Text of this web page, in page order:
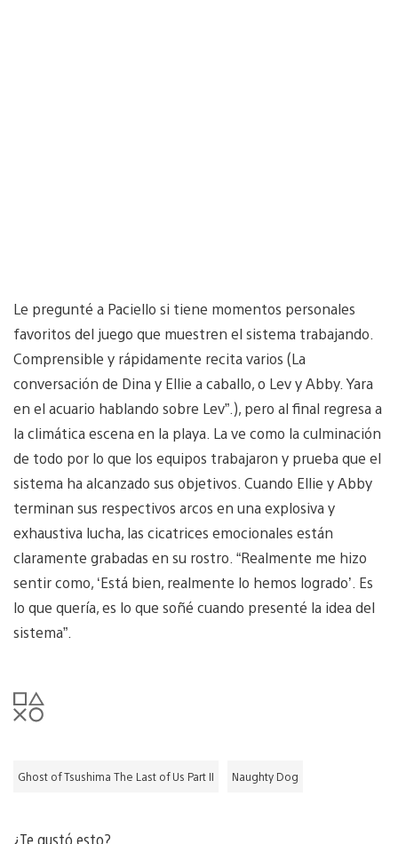
Le pregunté a Paciello si tiene momentos personales
favoritos del juego que muestren el sistema trabajando.
Comprensible y rápidamente recita varios (La
conversación de Dina y Ellie a caballo, o Lev y Abby. Yara
en el acuario hablando sobre Lev”.), pero al final regresa a
la climática escena en la playa. La ve como la culminación
de todo por lo que los equipos trabajaron y prueba que el
sistema ha alcanzado sus objetivos. Cuando Ellie y Abby
terminan sus respectivos arcos en una explosiva y
exhaustiva lucha, las cicatrices emocionales están
claramente grabadas en su rostro. “Realmente me hizo
sentir como, ‘Está bien, realmente lo hemos logrado’. Es
lo que quería, es lo que soñé cuando presenté la idea del
sistema”.
Ghost of Tsushima The Last of Us Part II Naughty Dog
¿Te gustó esto?